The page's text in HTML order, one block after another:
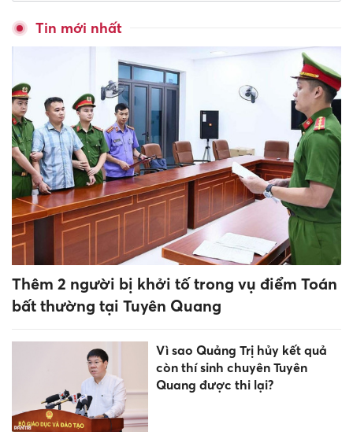
Ưu tiên phát triển chung cư,
giá đất nền và căn hộ ra sao?
Hủy kết quả thi và tổ chức thi
lại tất cả các môn thi của thí
sinh tại điểm thi Trường Trung
học Phổ thông Chuyên Tuyên
Quang
3, hướng di chuyển lạ